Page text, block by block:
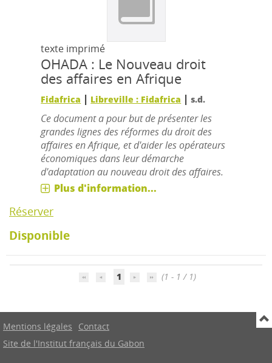
texte imprimé
OHADA : Le Nouveau droit
des affaires en Afrique
Fidafrica | Libreville : Fidafrica |s.d.
Ce document a pour but de présenter les
grandes lignes des réformes du droit des
affaires en Afrique, et d'aider les opérateurs
économiques dans leur démarche
d'adaptation au nouveau droit des affaires.
Plus d'information...
Réserver
Disponible
1 (1 - 1 / 1)
Mentions légales
Contact
Site de l'Institut français du Gabon